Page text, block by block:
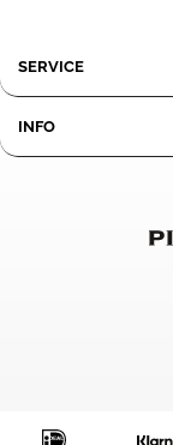
SERVICE
INFO